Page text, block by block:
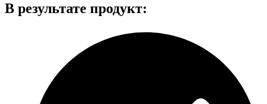
В результате продукт: